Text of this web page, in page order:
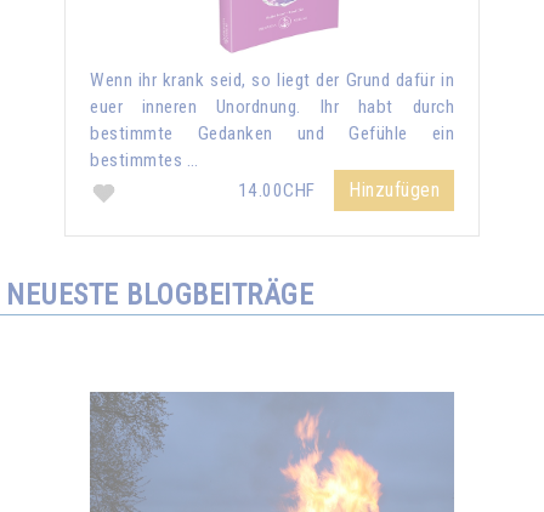
Wenn ihr krank seid, so liegt der Grund dafür in
euer inneren Unordnung. Ihr habt durch
bestimmte Gedanken und Gefühle ein
bestimmtes …
14.00CHF
Hinzufügen
NEUESTE BLOGBEITRÄGE